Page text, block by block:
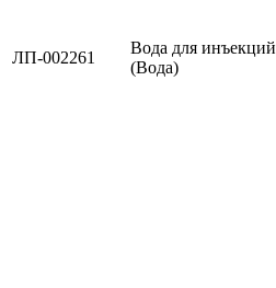
ЛП-002261
Вода для инъекций
(Вода)